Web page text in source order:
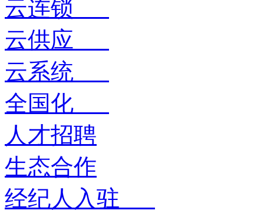
云连锁
云供应
云系统
全国化
人才招聘
生态合作
经纪人入驻